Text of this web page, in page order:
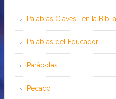
Palabras Claves …en la Biblia
Palabras del Educador
Parábolas
Pecado